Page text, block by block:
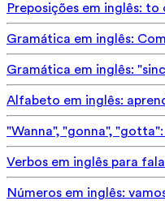
Preposições em inglês: to
Gramática em inglês:
Gramática em inglês:
Alfabeto em inglês:
"Wanna", "gonna",
Verbos em inglês para
Números em inglês: